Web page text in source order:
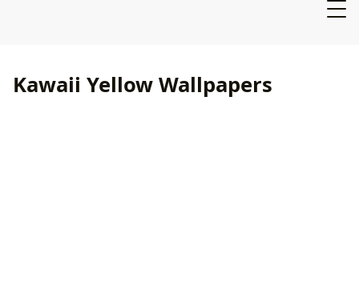
Kawaii Yellow Wallpapers